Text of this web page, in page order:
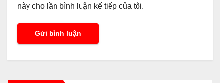
này cho lần bình luận kế tiếp của tôi.